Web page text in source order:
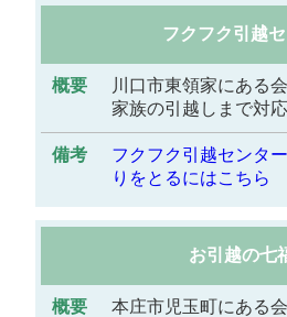
フクフク引越
川口市東領家にある
家族の引越しまで対
フクフク引越センタ
りをとるにはこちら
お引越の七
本庄市児玉町にある